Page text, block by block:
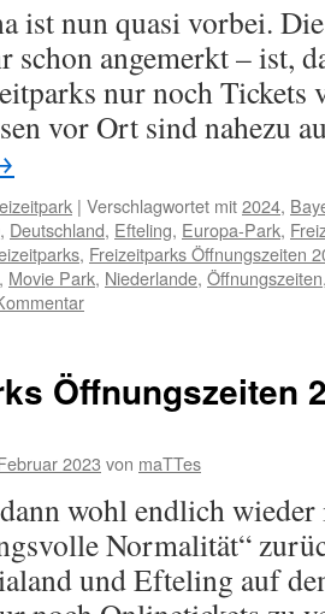
ist nun quasi vorbei.
schon angemerkt – ist,
nur noch Tickets
vor Ort sind nahezu
| Verschlagwortet mit2024,
, Deutschland, Efteling, Europa-Park,
, Freizeitparks Öffnungszeiten
, Movie Park, Niederlande, Öffnungszeiten
Öffnungszeiten
2023 von maTTes
wohl endlich
Normalität“
und Efteling auf